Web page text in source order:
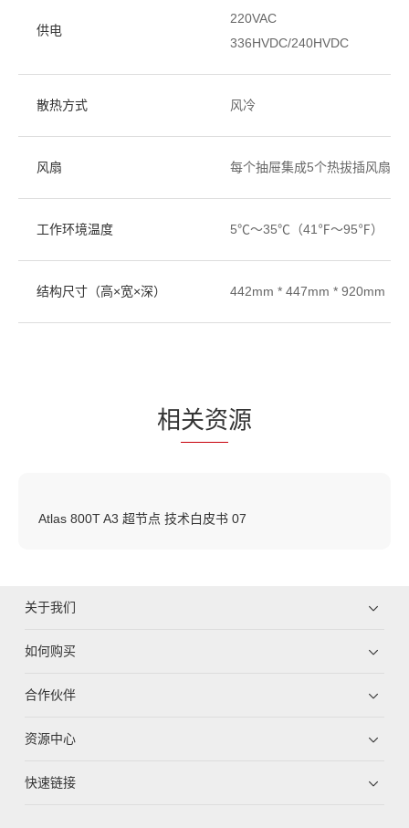
供电
220VAC
336HVDC/240HVDC
散热方式 风冷
风扇 每个抽屉集成5个热拔插风扇模
工作环境温度 5℃～35℃（41℉～95℉）
结构尺寸（高×宽×深） 442mm * 447mm * 920mm
相关资源
Atlas 800T A3 超节点 技术白皮书 07
关于我们
如何购买
合作伙伴
资源中心
快速链接